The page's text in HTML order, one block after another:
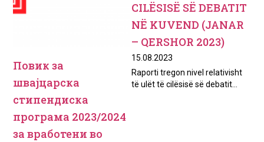
Повик за
швајцарска
стипендиска
програма 2023/2024
за вработени во
CILËSISË SË DEBATIT
NË KUVEND (JANAR
– QERSHOR 2023)
15.08.2023
Raporti tregon nivel relativisht
të ulët të cilësisë së debatit...